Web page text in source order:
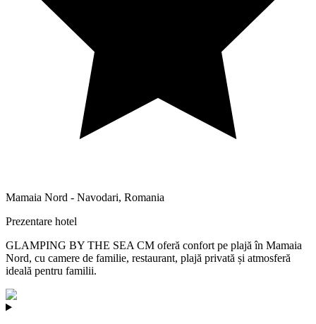
Mamaia Nord - Navodari, Romania
Prezentare hotel
GLAMPING BY THE SEA CM oferă confort pe plajă în Mamaia
Nord, cu camere de familie, restaurant, plajă privată și atmosferă
ideală pentru familii.